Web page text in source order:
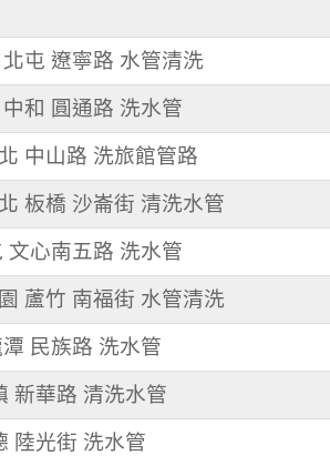
屯 遼寧路 水管清洗
和 圓通路 洗水管
中山路 洗旅館管路
板橋 沙崙街 清洗水管
文心南五路 洗水管
蘆竹 南福街 水管清洗
民族路 洗水管
新華路 清洗水管
陸光街 洗水管